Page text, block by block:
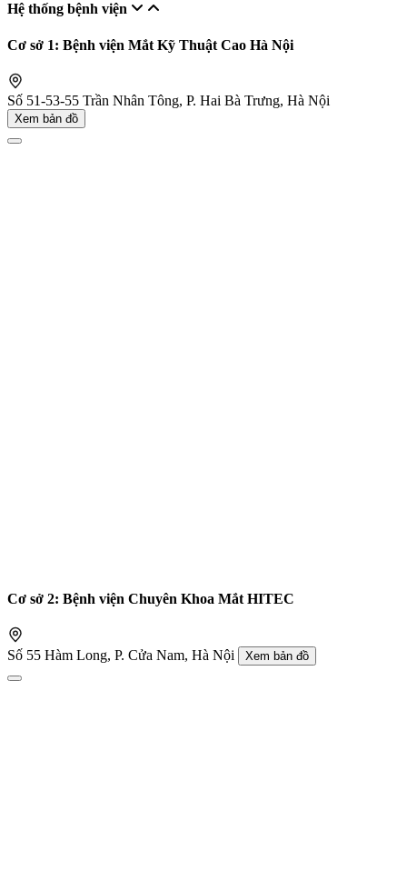
Hệ thống bệnh viện
Cơ sở 1: Bệnh viện Mắt Kỹ Thuật Cao Hà Nội
Số 51-53-55 Trần Nhân Tông, P. Hai Bà Trưng, Hà Nội
Xem bản đồ
Cơ sở 2: Bệnh viện Chuyên Khoa Mắt HITEC
Số 55 Hàm Long, P. Cửa Nam, Hà Nội Xem bản đồ